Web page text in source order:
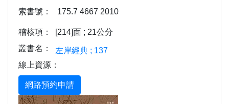
索書號：
175.7 4667 2010
稽核項：
[214]面 ; 21公分
叢書名：
左岸經典 ; 137
線上資源：